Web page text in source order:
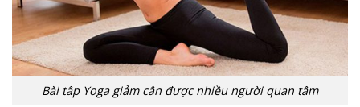
Bài tâp Yoga giảm cân được nhiều người quan tâm